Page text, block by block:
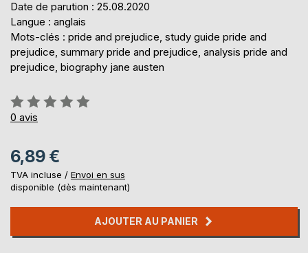
Date de parution : 25.08.2020
Langue : anglais
Mots-clés : pride and prejudice, study guide pride and
prejudice, summary pride and prejudice, analysis pride and
prejudice, biography jane austen
Évaluation:
0%
0 avis
6,89 €
TVA incluse / Envoi en sus
disponible (dès maintenant)
AJOUTER AU PANIER